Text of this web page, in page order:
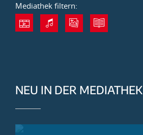
Mediathek filtern:
NEU IN DER MEDIATHEK